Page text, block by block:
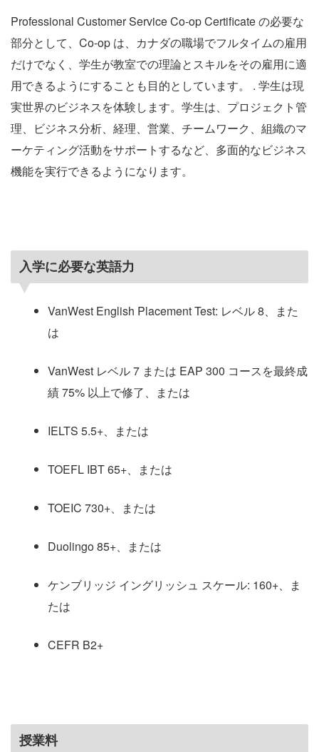
Professional Customer Service Co-op Certificate の必要な
部分として、Co-op は、カナダの職場でフルタイムの雇用
だけでなく、学生が教室での理論とスキルをその雇用に適
用できるようにすることも目的としています。 . 学生は現
実世界のビジネスを体験します。学生は、プロジェクト管
理、ビジネス分析、経理、営業、チームワーク、組織のマ
ーケティング活動をサポートするなど、多面的なビジネス
機能を実行できるようになります。
入学に必要な英語力
VanWest English Placement Test: レベル 8、また
は
VanWest レベル 7 または EAP 300 コースを最終成
績 75% 以上で修了、または
IELTS 5.5+、または
TOEFL IBT 65+、または
TOEIC 730+、または
Duolingo 85+、または
ケンブリッジ イングリッシュ スケール: 160+、ま
たは
CEFR B2+
授業料